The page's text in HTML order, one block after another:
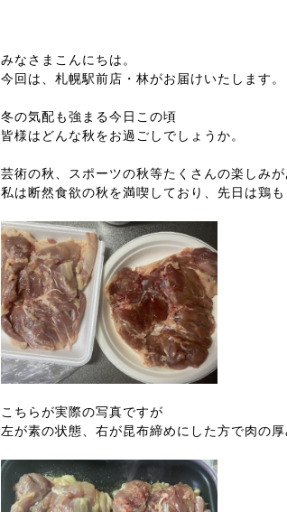
みなさまこんにちは。
今回は、札幌駅前店・林がお届けいたします。
冬の気配も強まる今日この頃
皆様はどんな秋をお過ごしでしょうか。
芸術の秋、スポーツの秋等たくさんの楽しみ
私は断然食欲の秋を満喫しており、先日は鶏
こちらが実際の写真ですが
左が素の状態、右が昆布締めにした方で肉の厚